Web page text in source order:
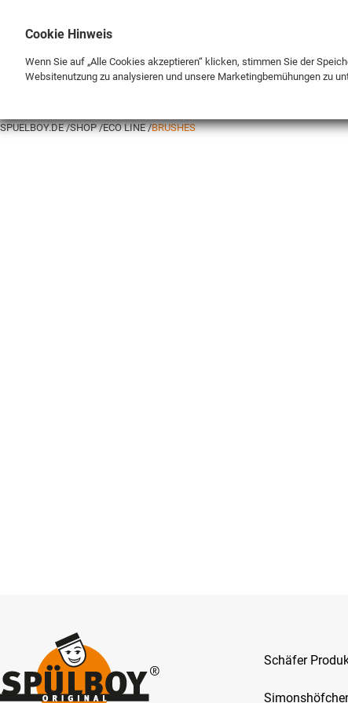
SPUELBOY.DE SHOP ECO LINE BRUSHES
Schäfer
Cookie Hinweis
Wenn Sie auf „Alle Cookies akzeptieren“ klicken, stimmen Sie der
Websitenutzung zu analysieren und unsere Marketingbemühungen zu